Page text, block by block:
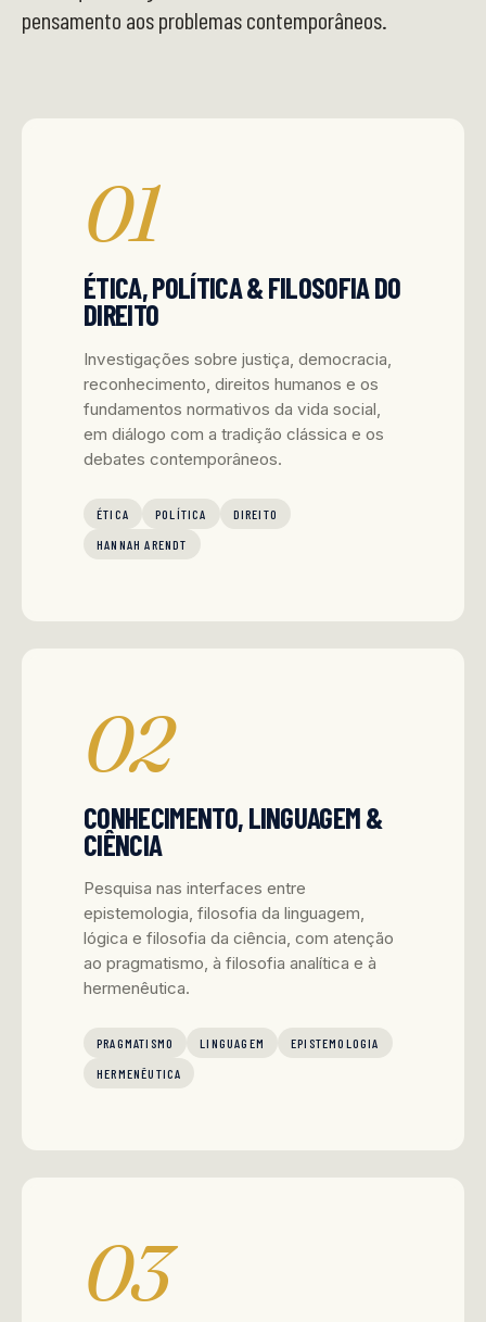
pensamento aos problemas contemporâneos.
01
ÉTICA, POLÍTICA & FILOSOFIA DO
DIREITO
Investigações sobre justiça, democracia,
reconhecimento, direitos humanos e os
fundamentos normativos da vida social,
em diálogo com a tradição clássica e os
debates contemporâneos.
ÉTICA POLÍTICA
DIREITO
HANNAH ARENDT
02
CONHECIMENTO, LINGUAGEM &
CIÊNCIA
Pesquisa nas interfaces entre
epistemologia, filosofia da linguagem,
lógica e filosofia da ciência, com atenção
ao pragmatismo, à filosofia analítica e à
hermenêutica.
PRAGMATISMO LINGUAGEM
EPISTEMOLOGIA
HERMENÊUTICA
03